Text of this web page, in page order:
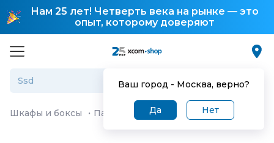
Нам 25 лет! Четверть века на рынке — это
опыт, которому доверяют
Ваш город - Москва, верно?
Да Нет
Шкафы и боксы · Панель IEK YKV-PL-G-36-80-2-0